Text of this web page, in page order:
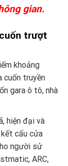
gian.
trượt
khoảng
cuốn truyền
gara ô tô, nhà
hiện đại và
cấu cửa
người sử
ARC,